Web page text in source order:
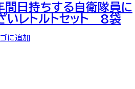
日持ちする自衛隊員に
いレトルトセット 8袋
に追加